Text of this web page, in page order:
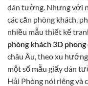
dán tường. Nhưng với
các căn phòng khách,
nhiều mẫu thiết kế
phòng khách 3D phong
châu Âu, theo xu
một số mẫu giấy dán
Hải Phòng nói riêng và